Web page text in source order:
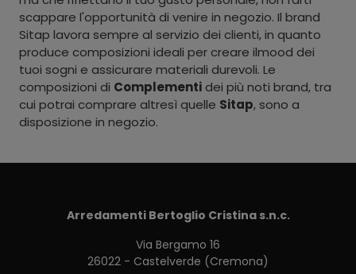
scappare l'opportunità di venire in negozio. Il brand
Sitap lavora sempre al servizio dei clienti, in quanto
produce composizioni ideali per creare ilmood dei
tuoi sogni e assicurare materiali durevoli. Le
composizioni di Complementi dei più noti brand, tra
cui potrai comprare altresì quelle Sitap, sono a
disposizione in negozio.
Arredamenti Bertoglio Cristina s.n.c.
Via Bergamo 16
26022 - Castelverde (Cremona)